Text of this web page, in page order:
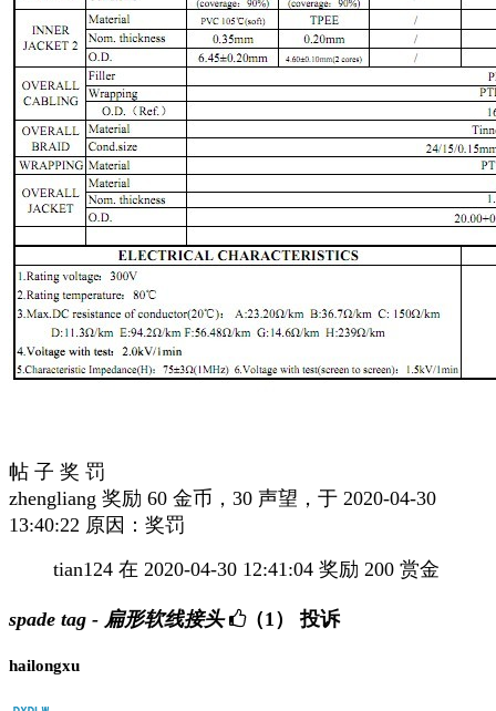
帖 子 奖 罚
zhengliang 奖励 60 金币，30 声望，于 2020-04-30
13:40:22 原因：奖罚
tian124 在 2020-04-30 12:41:04 奖励 200 赏金
spade tag - 扁形软线接头 （1） 投诉
hailongxu